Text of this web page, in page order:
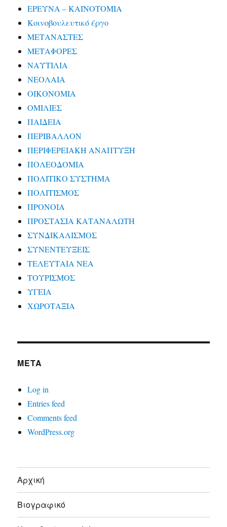
ΕΡΕΥΝΑ – ΚΑΙΝΟΤΟΜΙΑ
Κοινοβουλευτικό έργο
ΜΕΤΑΝΑΣΤΕΣ
ΜΕΤΑΦΟΡΕΣ
ΝΑΥΤΙΛΙΑ
ΝΕΟΛΑΙΑ
ΟΙΚΟΝΟΜΙΑ
ΟΜΙΛΙΕΣ
ΠΑΙΔΕΙΑ
ΠΕΡΙΒΑΛΛΟΝ
ΠΕΡΙΦΕΡΕΙΑΚΗ ΑΝΑΠΤΥΞΗ
ΠΟΛΕΟΔΟΜΙΑ
ΠΟΛΙΤΙΚΟ ΣΥΣΤΗΜΑ
ΠΟΛΙΤΙΣΜΟΣ
ΠΡΟΝΟΙΑ
ΠΡΟΣΤΑΣΙΑ ΚΑΤΑΝΑΛΩΤΗ
ΣΥΝΔΙΚΑΛΙΣΜΟΣ
ΣΥΝΕΝΤΕΥΞΕΙΣ
ΤΕΛΕΥΤΑΙΑ ΝΕΑ
ΤΟΥΡΙΣΜΟΣ
ΥΓΕΙΑ
ΧΩΡΟΤΑΞΙΑ
META
Log in
Entries feed
Comments feed
WordPress.org
Αρχική
Βιογραφικό